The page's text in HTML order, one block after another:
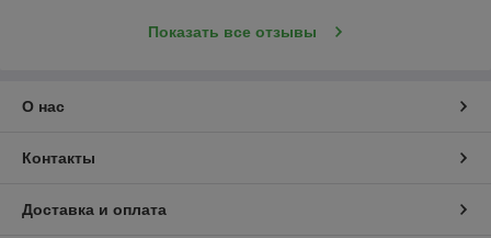
Показать все отзывы
О нас
Контакты
Доставка и оплата